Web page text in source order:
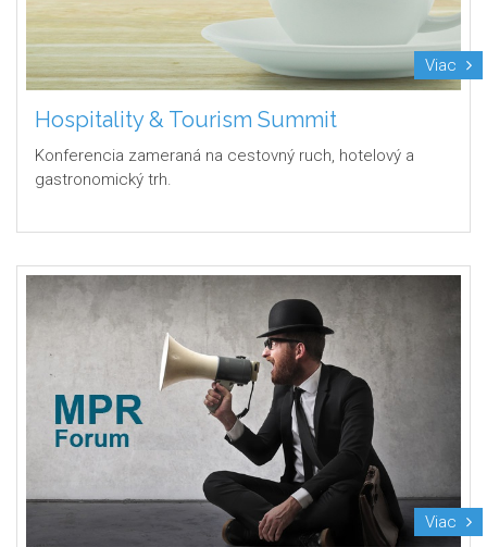
Viac
Hospitality & Tourism Summit
Konferencia zameraná na cestovný ruch, hotelový a
gastronomický trh.
Viac